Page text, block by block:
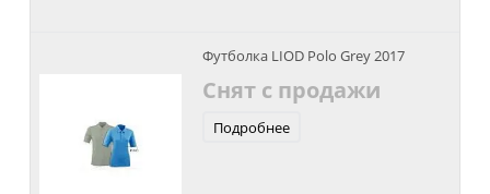
Футболка LIOD Polo Grey 2017
Снят с продажи
Подробнее